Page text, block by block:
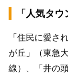
「人気タ
「住民に愛さ
が丘」（東急
線）、「井の